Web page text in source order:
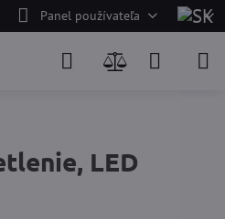
Panel používateľa
LED